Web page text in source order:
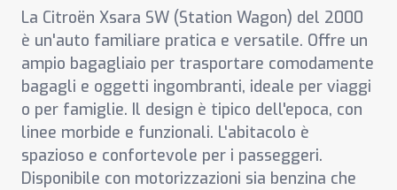
La Citroën Xsara SW (Station Wagon) del 2000
è un'auto familiare pratica e versatile. Offre un
ampio bagagliaio per trasportare comodamente
bagagli e oggetti ingombranti, ideale per viaggi
o per famiglie. Il design è tipico dell'epoca, con
linee morbide e funzionali. L'abitacolo è
spazioso e confortevole per i passeggeri.
Disponibile con motorizzazioni sia benzina che